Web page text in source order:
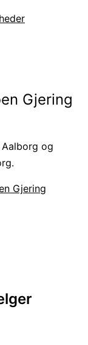
Gjering
og
Gjering